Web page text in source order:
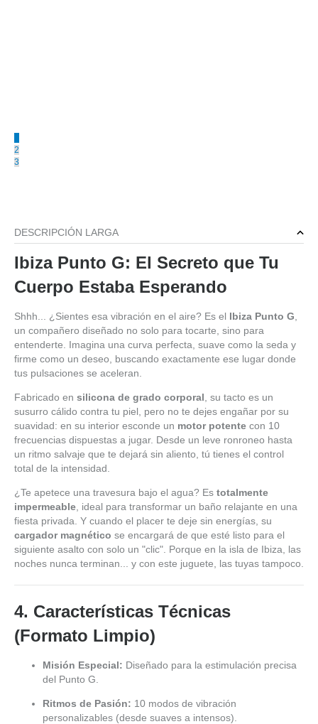
2
3
DESCRIPCIÓN LARGA
Ibiza Punto G: El Secreto que Tu
Cuerpo Estaba Esperando
Shhh... ¿Sientes esa vibración en el aire? Es el Ibiza Punto G
un compañero diseñado no solo para tocarte, sino para
entenderte. Imagina una curva perfecta, suave como la seda y
firme como un deseo, buscando exactamente ese lugar donde
tus pulsaciones se aceleran.
Fabricado en silicona de grado corporal , su tacto es un
susurro cálido contra tu piel, pero no te dejes engañar por su
suavidad: en su interior esconde un motor potente con 10
frecuencias dispuestas a jugar. Desde un leve ronroneo hasta
un ritmo salvaje que te dejará sin aliento, tú tienes el control
total de la intensidad.
¿Te apetece una travesura bajo el agua? Es totalmente
impermeable , ideal para transformar un baño relajante en una
fiesta privada. Y cuando el placer te deje sin energías, su
cargador magnético se encargará de que esté listo para el
siguiente asalto con solo un "clic". Porque en la isla de Ibiza, las
noches nunca terminan... y con este juguete, las tuyas tampoco.
4. Características Técnicas
(Formato Limpio)
Misión Especial: Diseñado para la estimulación precisa
del Punto G.
Ritmos de Pasión: 10 modos de vibración
personalizables (desde suaves a intensos).